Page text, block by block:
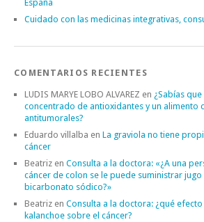
España
Cuidado con las medicinas integrativas,
COMENTARIOS RECIENTES
LUDIS MARYE LOBO ALVAREZ en ¿Sabías
concentrado de antioxidantes y un alimento
antitumorales?
Eduardo villalba en La graviola no tiene
cáncer
Beatriz en Consulta a la doctora: «¿A una
cáncer de colon se le puede suministrar
bicarbonato sódico?»
Beatriz en Consulta a la doctora: ¿qué
kalanchoe sobre el cáncer?